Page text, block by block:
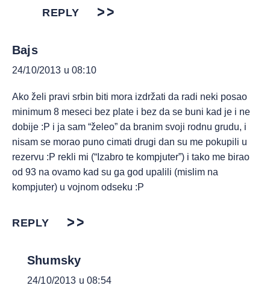
REPLY
Bajs
24/10/2013 u 08:10
Ako želi pravi srbin biti mora izdržati da radi neki posao
minimum 8 meseci bez plate i bez da se buni kad je i ne
dobije :P i ja sam “želeo” da branim svoji rodnu grudu, i
nisam se morao puno cimati drugi dan su me pokupili u
rezervu :P rekli mi (“Izabro te kompjuter”) i tako me birao
od 93 na ovamo kad su ga god upalili (mislim na
kompjuter) u vojnom odseku :P
REPLY
Shumsky
24/10/2013 u 08:54